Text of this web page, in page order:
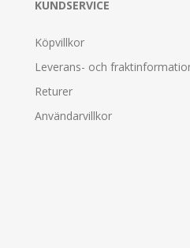
KUNDSERVICE
Köpvillkor
Leverans- och
Returer
Användarvillkor